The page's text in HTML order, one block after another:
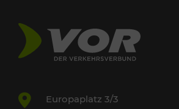
Europaplatz 3/3